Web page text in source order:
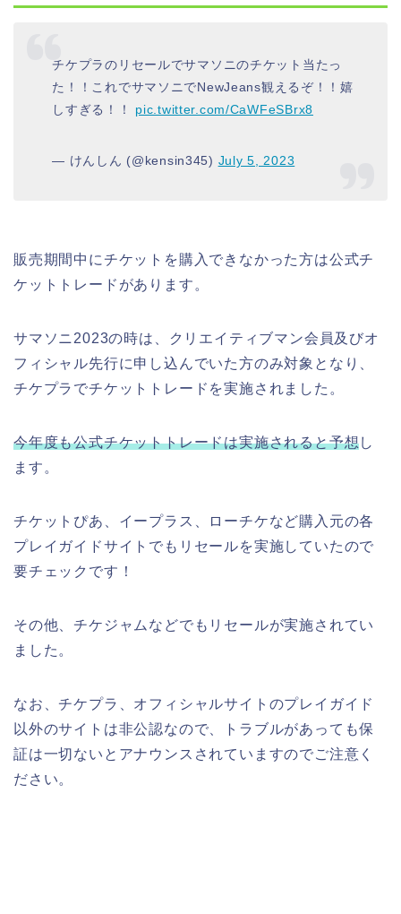
チケプラのリセールでサマソニのチケット当たっ
た！！これでサマソニでNewJeans観えるぞ！！嬉
しすぎる！！ pic.twitter.com/CaWFeSBrx8
— けんしん (@kensin345) July 5, 2023
販売期間中にチケットを購入できなかった方は公式チ
ケットトレードがあります。
サマソニ2023の時は、クリエイティブマン会員及びオ
フィシャル先行に申し込んでいた方のみ対象となり、
チケプラでチケットトレードを実施されました。
今年度も公式チケットトレードは実施されると予想し
ます。
チケットぴあ、イープラス、ローチケなど購入元の各
プレイガイドサイトでもリセールを実施していたので
要チェックです！
その他、チケジャムなどでもリセールが実施されてい
ました。
なお、チケプラ、オフィシャルサイトのプレイガイド
以外のサイトは非公認なので、トラブルがあっても保
証は一切ないとアナウンスされていますのでご注意く
ださい。